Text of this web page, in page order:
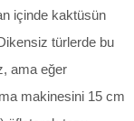
içinde kaktüsün
türlerde bu
ama eğer
makinesini 15 cm